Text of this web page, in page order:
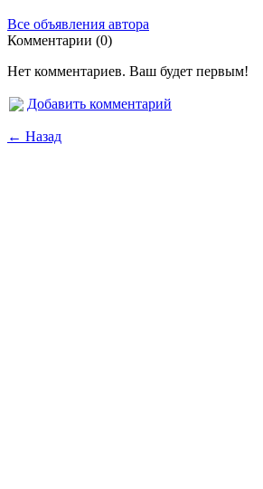
Все объявления автора
Комментарии (0)
Нет комментариев. Ваш будет первым!
Добавить комментарий
← Назад